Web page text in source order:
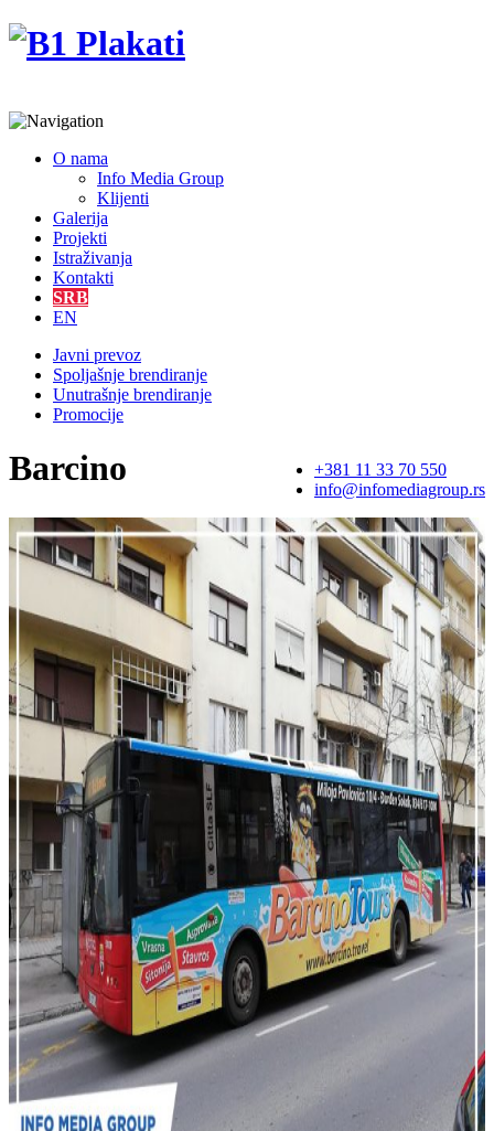
O nama
Info Media Group
Klijenti
Galerija
Projekti
Istraživanja
Kontakti
SRB
EN
Javni prevoz
Spoljašnje brendiranje
Unutrašnje brendiranje
Promocije
+381 11 33 70 550
info@infomediagroup.rs
Barcino